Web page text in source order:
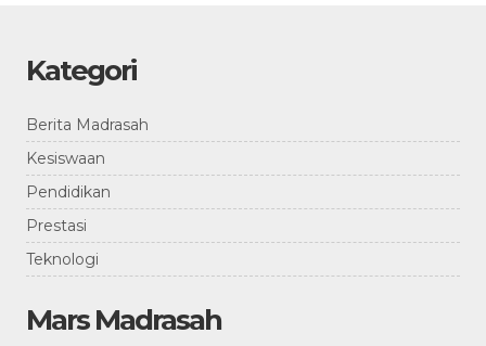
Kategori
Berita Madrasah
Kesiswaan
Pendidikan
Prestasi
Teknologi
Mars Madrasah